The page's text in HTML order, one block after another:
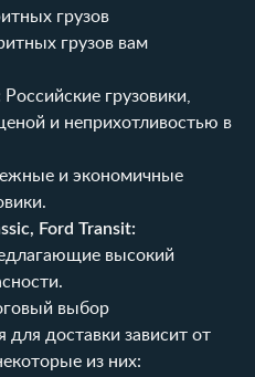
грузов
грузов вам
Российские грузовики,
и неприхотливостью в
и экономичные
Ford Transit:
высокий
выбор
доставки зависит от
из них: